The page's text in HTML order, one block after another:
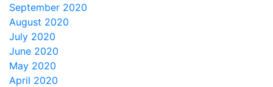
September 2020
August 2020
July 2020
June 2020
May 2020
April 2020